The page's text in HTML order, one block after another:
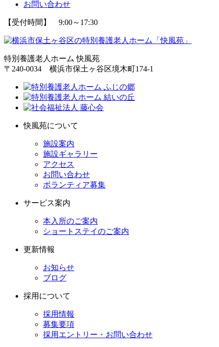
お問い合わせ
【受付時間】 9:00～17:30
特別養護老人ホーム 快風苑
〒240-0034 横浜市保土ヶ谷区境木町174-1
快風苑について
施設案内
施設ギャラリー
アクセス
お問い合わせ
ボランティア募集
サービス案内
本入所のご案内
ショートステイのご案内
更新情報
お知らせ
ブログ
採用について
採用情報
募集要項
採用エントリー・お問い合わせ